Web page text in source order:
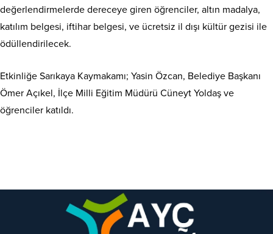
değerlendirmelerde dereceye giren öğrenciler, altın madalya,
katılım belgesi, iftihar belgesi, ve ücretsiz il dışı kültür gezisi ile
ödüllendirilecek.
Etkinliğe Sarıkaya Kaymakamı; Yasin Özcan, Belediye Başkanı
Ömer Açıkel, İlçe Milli Eğitim Müdürü Cüneyt Yoldaş ve
öğrenciler katıldı.